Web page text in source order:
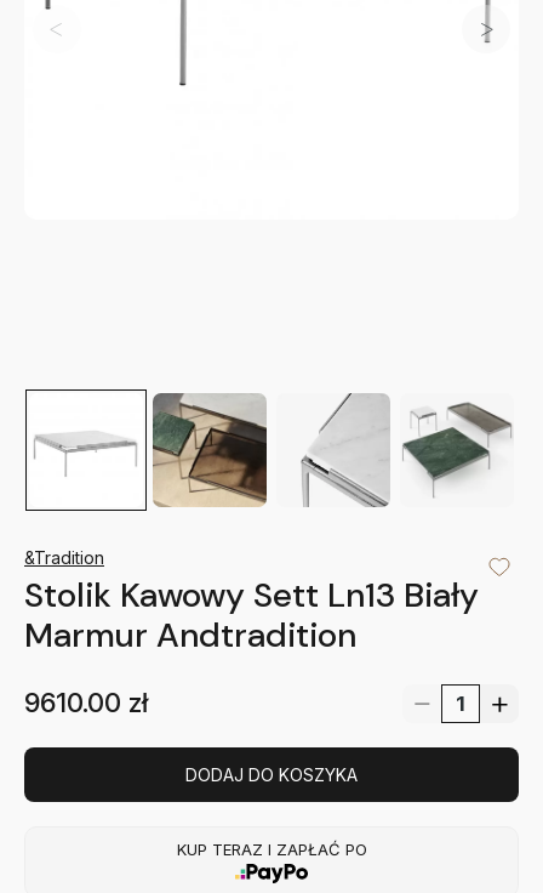
&Tradition
Stolik Kawowy Sett Ln13 Biały
Marmur Andtradition
9610.00 zł
DODAJ DO KOSZYKA
KUP TERAZ I ZAPŁAĆ PO